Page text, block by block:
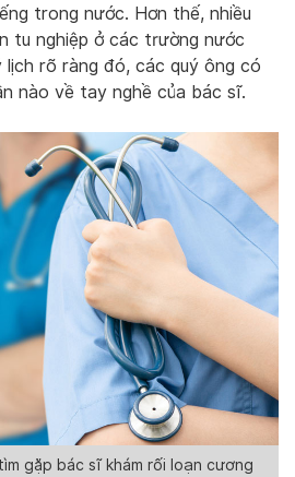
trong nước. Hơn thế, nhiều
tu nghiệp ở các trường nước
lịch rõ ràng đó, các quý ông có
nào về tay nghề của bác sĩ.
gặp bác sĩ khám rối loạn cương